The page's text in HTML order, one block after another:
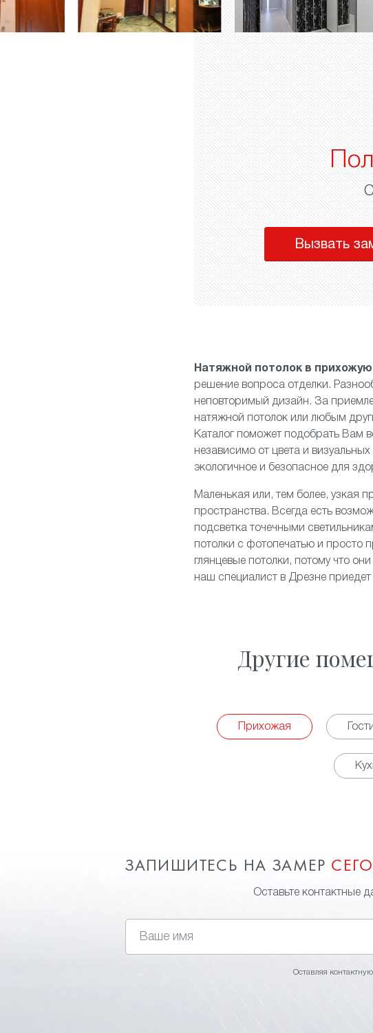
Вызвать
Натяжной потолок в прихожую
решение вопроса отделки.
неповторимый дизайн. За
натяжной потолок или любым
Каталог поможет подобрать Вам
независимо от цвета и
экологичное и безопасное для
Маленькая или, тем более, узкая
пространства. Всегда есть
подсветка точечными
потолки с фотопечатью и просто
глянцевые потолки , потому что
наш специалист в Дрезне приедет
Другие
Прихожая
ЗАПИШИТЕСЬ НА ЗАМЕР
Оставьте контактные
Оставляя